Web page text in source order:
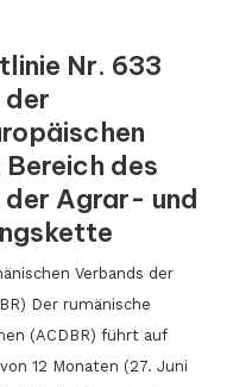
Nr. 633
der
des
Agrar- und
Verbands der
Der rumänische
(ACDBR) führt auf
12 Monaten (27. Juni